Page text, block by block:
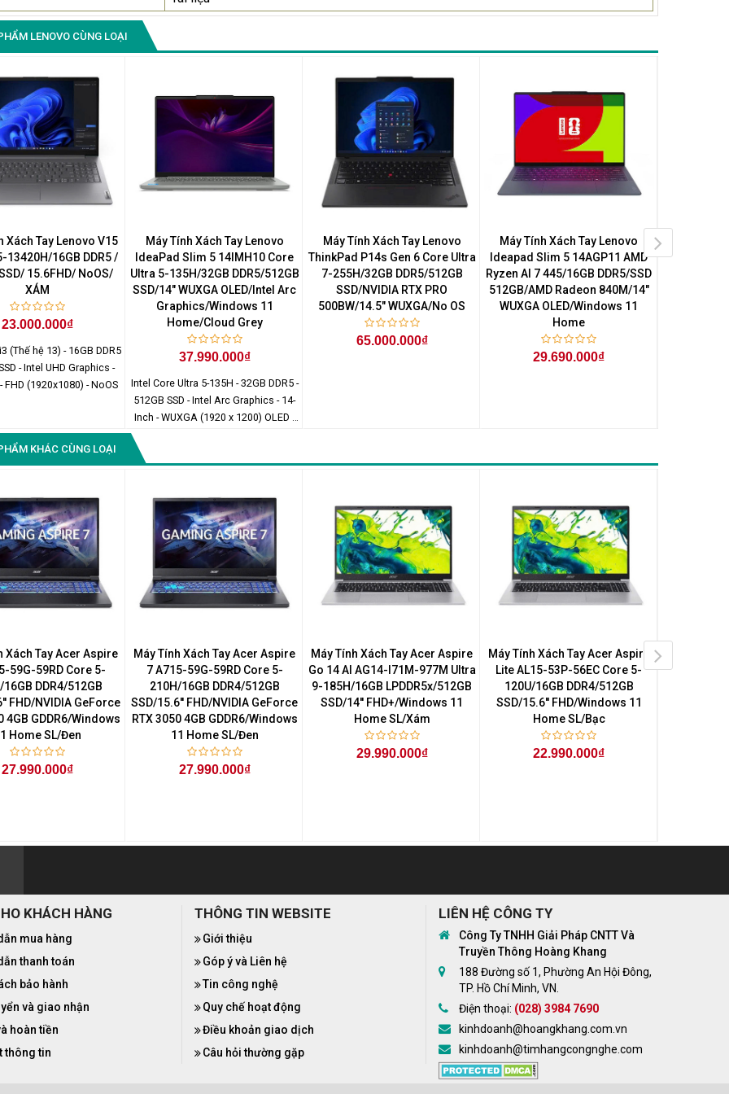
LENOVO CÙNG LOẠI
Xách Tay Lenovo V15
13420H/16GB DDR5 /
15.6FHD/ NoOS/
XÁM
23.000.000₫
(Thế hệ 13) - 16GB DDR5
- Intel UHD Graphics -
FHD (1920x1080) - NoOS
Máy Tính Xách Tay Lenovo
IdeaPad Slim 5 14IMH10 Core
Ultra 5-135H/32GB DDR5/512GB
SSD/14" WUXGA OLED/Intel Arc
Graphics/Windows 11
Home/Cloud Grey
37.990.000₫
Intel Core Ultra 5-135H - 32GB DDR5 -
512GB SSD - Intel Arc Graphics - 14-
Inch - WUXGA (1920 x 1200) OLED -
Máy Tính Xách Tay Lenovo
ThinkPad P14s Gen 6 Core Ultra
7-255H/32GB DDR5/512GB
SSD/NVIDIA RTX PRO
500BW/14.5" WUXGA/No OS
65.000.000₫
Máy Tính Xách Tay Lenovo
Ideapad Slim 5 14AGP11 AMD
Ryzen AI 7 445/16GB DDR5/SSD
512GB/AMD Radeon 840M/14"
WUXGA OLED/Windows 11
Home
29.690.000₫
KHÁC CÙNG LOẠI
Xách Tay Acer Aspire
59G-59RD Core 5-
16GB DDR4/512GB
FHD/NVIDIA GeForce
4GB GDDR6/Windows
Home SL/Đen
27.990.000₫
Máy Tính Xách Tay Acer Aspire
7 A715-59G-59RD Core 5-
210H/16GB DDR4/512GB
SSD/15.6'' FHD/NVIDIA GeForce
RTX 3050 4GB GDDR6/Windows
11 Home SL/Đen
27.990.000₫
Máy Tính Xách Tay Acer Aspire
Go 14 AI AG14-I71M-977M Ultra
9-185H/16GB LPDDR5x/512GB
SSD/14'' FHD+/Windows 11
Home SL/Xám
29.990.000₫
Máy Tính Xách Tay Acer Aspire
Lite AL15-53P-56EC Core 5-
120U/16GB DDR4/512GB
SSD/15.6'' FHD/Windows 11
Home SL/Bạc
22.990.000₫
Lite AL15-
KHÁCH HÀNG
mua hàng
thanh toán
bảo hành
và giao nhận
hoàn tiền
thông tin
THÔNG TIN WEBSITE
Giới thiệu
Góp ý và Liên hệ
Tin công nghệ
Quy chế hoạt động
Điều khoản giao dịch
Câu hỏi thường gặp
LIÊN HỆ CÔNG TY
Công Ty TNHH Giải Pháp CNTT Và
Truyền Thông Hoàng Khang
188 Đường số 1, Phường An Hội Đông,
TP. Hồ Chí Minh, VN.
Điện thoại: (028) 3984 7690
kinhdoanh@hoangkhang.com.vn
kinhdoanh@timhangcongnghe.com